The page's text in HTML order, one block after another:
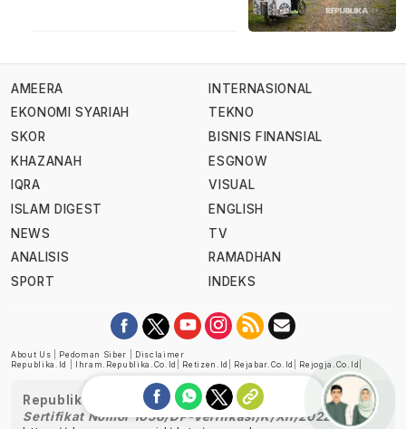
AMEERA
EKONOMI SYARIAH
SKOR
KHAZANAH
IQRA
ISLAM DIGEST
NEWS
ANALISIS
SPORT
INTERNASIONAL
TEKNO
BISNIS FINANSIAL
ESGNOW
VISUAL
ENGLISH
TV
RAMADHAN
INDEKS
About Us Pedoman Siber
Disclaimer
Republika.id
Ihram.republika.co.id Retizen.id Rejabar.co.id Rejogja.co.id
Republika telah diverifikasi oleh Dewan Pers
Sertifikat Nomor 1058/DP-Verifikasi/K/XII/2022